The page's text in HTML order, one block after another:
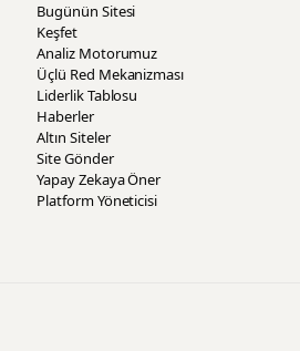
Bugünün Sitesi
Keşfet
Analiz Motorumuz
Üçlü Red Mekanizması
Liderlik Tablosu
Haberler
Altın Siteler
Site Gönder
Yapay Zekaya Öner
Platform Yöneticisi